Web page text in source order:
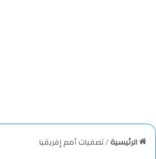
الرئيسية/تصفيات أمم إفريقيا